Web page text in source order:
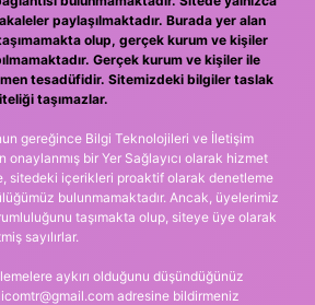
paylaşılmaktadır. Burada yer alan
olup, gerçek kurum ve kişiler
Gerçek kurum ve kişiler ile
tesadüfidir. Sitemizdeki bilgiler taslak
taşımazlar.
gereğince Bilgi Teknolojileri ve İletişim
onaylanmış bir Yer Sağlayıcı olarak hizmet
sitedeki içerikleri proaktif olarak denetleme
bulunmamaktadır. Ancak, üyelerimiz
taşımakta olup, siteye üye olarak
sayılırlar.
aykırı olduğunu düşündüğünüz
adresine bildirmeniz